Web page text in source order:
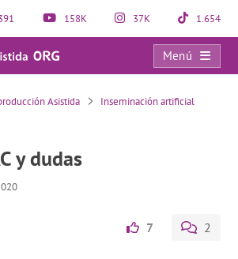
158K 37K 1.654
Menú
Segunda IAC y dudas
Asistida Inseminación artificial
y dudas
7 2